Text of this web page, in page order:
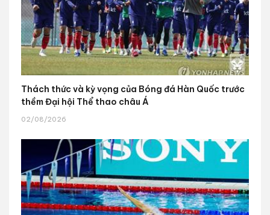
Thách thức và kỳ vọng của Bóng đá Hàn Quốc trước
thềm Đại hội Thể thao châu Á
02/08/2026